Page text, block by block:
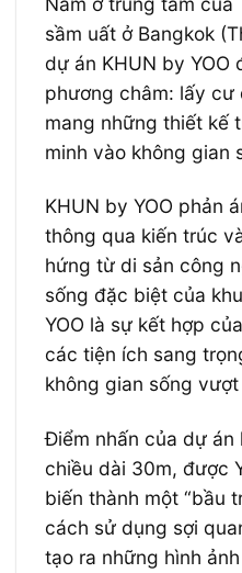
sầm uất ở Bangkok
dự án KHUN by
phương châm: lấy cư
mang những thiết kế
minh vào không gian
KHUN by YOO phản
thông qua kiến trúc
hứng từ di sản công
sống đặc biệt của
YOO là sự kết hợp
các tiện ích sang
không gian sống
Điểm nhấn của dự án
chiều dài 30m, được
biến thành một “bầu
cách sử dụng sợi
tạo ra những hình